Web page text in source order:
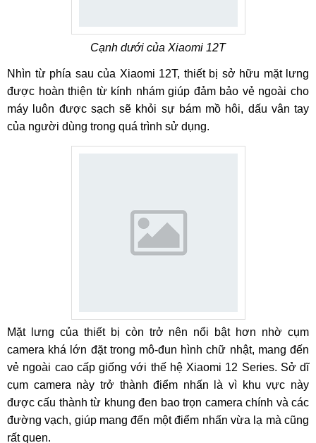
Cạnh dưới của Xiaomi 12T
Nhìn từ phía sau của Xiaomi 12T, thiết bị sở hữu mặt lưng
được hoàn thiện từ kính nhám giúp đảm bảo vẻ ngoài cho
máy luôn được sạch sẽ khỏi sự bám mồ hôi, dấu vân tay
của người dùng trong quá trình sử dụng.
Mặt lưng của thiết bị còn trở nên nổi bật hơn nhờ cụm
camera khá lớn đặt trong mô-đun hình chữ nhật, mang đến
vẻ ngoài cao cấp giống với thế hệ Xiaomi 12 Series. Sở dĩ
cụm camera này trở thành điểm nhấn là vì khu vực này
được cấu thành từ khung đen bao trọn camera chính và các
đường vạch, giúp mang đến một điểm nhấn vừa lạ mà cũng
rất quen.